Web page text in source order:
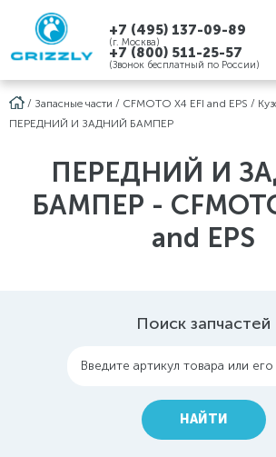
+7 (495) 137-09-89
(г. Москва)
+7 (800) 511-25-57
(Звонок бесплатный по России)
/ Запасные части / CFMOTO X4 EFI and EPS /
ПЕРЕДНИЙ И ЗАДНИЙ БАМПЕР
ПЕРЕДНИЙ И
БАМПЕР -
and EPS
Поиск запчастей
Введите артикул товара или его
НАЙТИ